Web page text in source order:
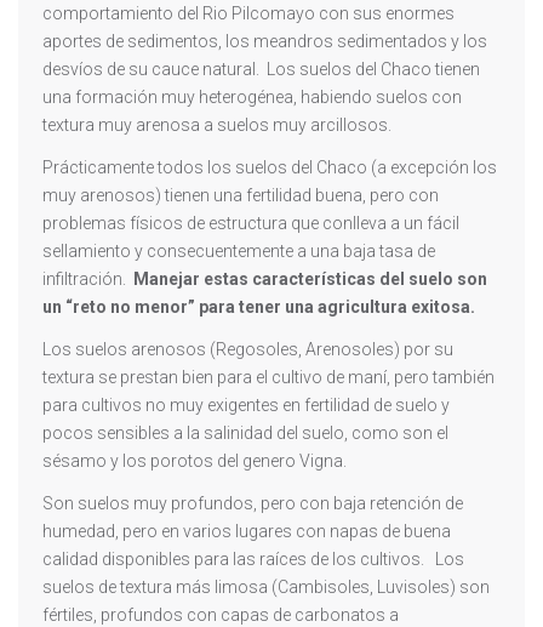
comportamiento del Rio Pilcomayo con sus enormes
aportes de sedimentos, los meandros sedimentados y los
desvíos de su cauce natural. Los suelos del Chaco tienen
una formación muy heterogénea, habiendo suelos con
textura muy arenosa a suelos muy arcillosos.
Prácticamente todos los suelos del Chaco (a excepción los
muy arenosos) tienen una fertilidad buena, pero con
problemas físicos de estructura que conlleva a un fácil
sellamiento y consecuentemente a una baja tasa de
infiltración.
Manejar estas características del suelo son
un “reto no menor” para tener una agricultura exitosa.
Los suelos arenosos (Regosoles, Arenosoles) por su
textura se prestan bien para el cultivo de maní, pero también
para cultivos no muy exigentes en fertilidad de suelo y
pocos sensibles a la salinidad del suelo, como son el
sésamo y los porotos del genero Vigna.
Son suelos muy profundos, pero con baja retención de
humedad, pero en varios lugares con napas de buena
calidad disponibles para las raíces de los cultivos. Los
suelos de textura más limosa (Cambisoles, Luvisoles) son
fértiles, profundos con capas de carbonatos a